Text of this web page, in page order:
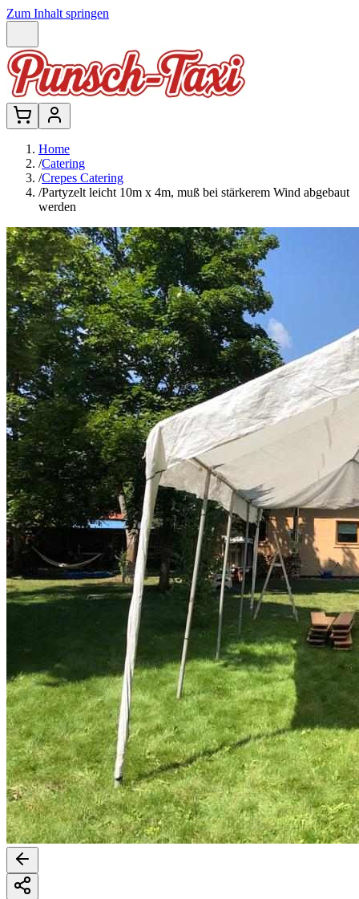
Zum Inhalt springen
Home
/Catering
/Crepes Catering
/Partyzelt leicht 10m x 4m, muß bei stärkerem Wind abgebaut
werden